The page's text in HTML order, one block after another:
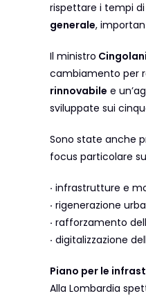
rispettare i tempi di
generale,
Il ministro Cingolani
cambiamento per
rinnovabile e
sviluppate sui
Sono state anche
focus particolare
· infrastrutture e
· rigenerazione
· rafforzamento
· digitalizzazione
Piano per le
Alla Lombardia